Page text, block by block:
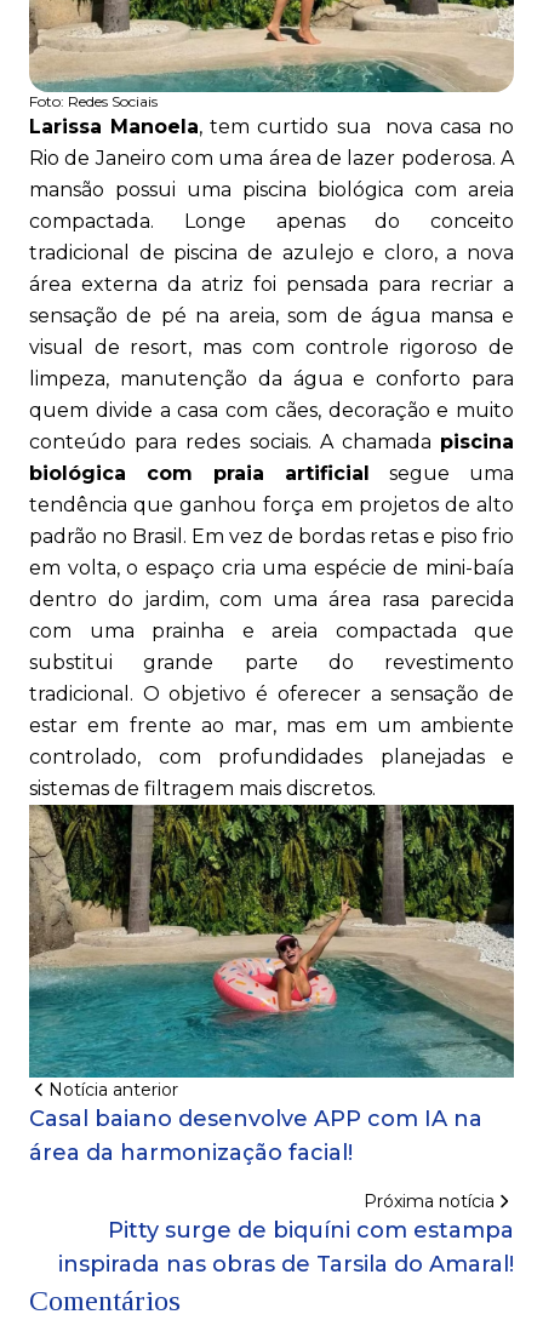
Foto: Redes Sociais
Larissa Manoela, tem curtido sua nova casa no
Rio de Janeiro com uma área de lazer poderosa. A
mansão possui uma piscina biológica com areia
compactada. Longe apenas do conceito
tradicional de piscina de azulejo e cloro, a nova
área externa da atriz foi pensada para recriar a
sensação de pé na areia, som de água mansa e
visual de resort, mas com controle rigoroso de
limpeza, manutenção da água e conforto para
quem divide a casa com cães, decoração e muito
conteúdo para redes sociais. A chamada piscina
biológica com praia artificial
segue uma
tendência que ganhou força em projetos de alto
padrão no Brasil. Em vez de bordas retas e piso frio
em volta, o espaço cria uma espécie de mini-baía
dentro do jardim, com uma área rasa parecida
com uma prainha e areia compactada que
substitui grande parte do revestimento
tradicional. O objetivo é oferecer a sensação de
estar em frente ao mar, mas em um ambiente
controlado, com profundidades planejadas e
sistemas de filtragem mais discretos.
Notícia anterior
Casal baiano desenvolve APP com IA na
área da harmonização facial!
Próxima notícia
Pitty surge de biquíni com estampa
inspirada nas obras de Tarsila do Amaral!
Comentários